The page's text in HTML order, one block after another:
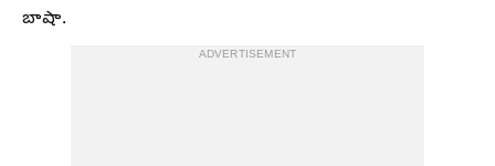
బాషా.
ADVERTISEMENT